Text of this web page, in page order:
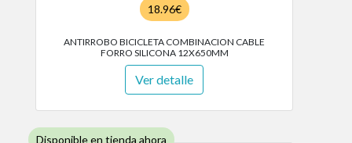
18.96€
ANTIRROBO BICICLETA COMBINACION CABLE
FORRO SILICONA 12X650MM
Ver detalle
Disponible en tienda ahora